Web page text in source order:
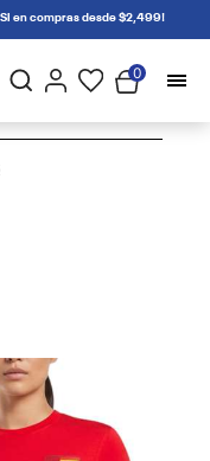
en compras desde $2,499!
0